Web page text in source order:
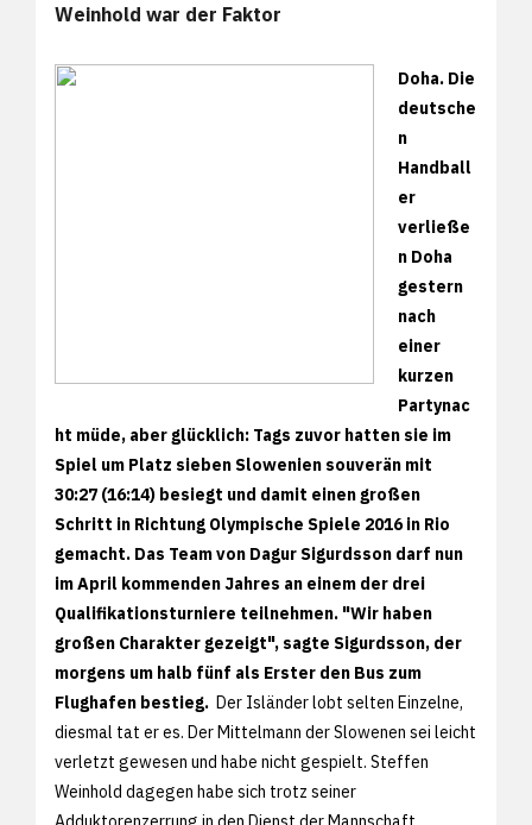
Weinhold war der Faktor
Doha. Die
deutsche
n
Handball
er
verließe
n Doha
gestern
nach
einer
kurzen
Partynac
ht müde, aber glücklich: Tags zuvor hatten sie im
Spiel um Platz sieben Slowenien souverän mit
30:27 (16:14) besiegt und damit einen großen
Schritt in Richtung Olympische Spiele 2016 in Rio
gemacht. Das Team von Dagur Sigurdsson darf nun
im April kommenden Jahres an einem der drei
Qualifikationsturniere teilnehmen. "Wir haben
großen Charakter gezeigt", sagte Sigurdsson, der
morgens um halb fünf als Erster den Bus zum
Flughafen bestieg. Der Isländer lobt selten Einzelne,
diesmal tat er es. Der Mittelmann der Slowenen sei leicht
verletzt gewesen und habe nicht gespielt. Steffen
Weinhold dagegen habe sich trotz seiner